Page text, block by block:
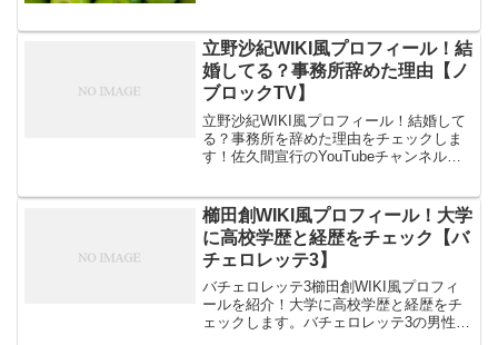
Mrs. GREEN APPLE(ミセスグリーンア
ップ...
立野沙紀WIKI風プロフィール！結
婚してる？事務所辞めた理由【ノ
ブロックTV】
立野沙紀WIKI風プロフィール！結婚して
る？事務所を辞めた理由をチェックしま
す！佐久間宣行のYouTubeチャンネル
姿がとっても似合ってて、可愛くて気に
なりますよね！...
櫛田創WIKI風プロフィール！大学
に高校学歴と経歴をチェック【バ
チェロレッテ3】
バチェロレッテ3櫛田創WIKI風プロフィ
ールを紹介！大学に高校学歴と経歴をチ
ェックします。バチェロレッテ3の男性15